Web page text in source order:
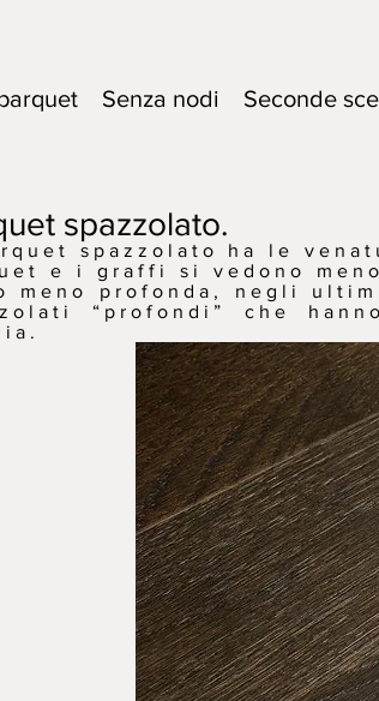
Senza nodi Seconde
spazzolato.
spazzolato ha le
e i graffi si vedono
meno profonda, negli
“profondi” che